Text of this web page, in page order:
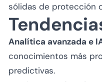
sólidas de protección
Analítica avanzada e
conocimientos más
predictivas.